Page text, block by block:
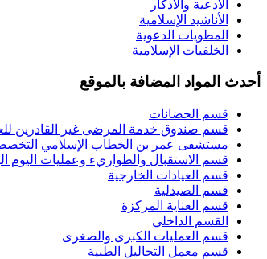
الأدعية والأذكار
الأناشيد الإسلامية
المطويات الدعوية
الخلفيات الإسلامية
أحدث المواد المضافة بالموقع
قسم الحضانات
قسم صندوق خدمة المرضى غير القادرين
مستشفى عمر بن الخطاب الإسلامي
قسم الاستقبال والطواريء وعمليات اليوم
قسم العيادات الخارجية
قسم الصيدلية
قسم العناية المركزة
القسم الداخلي
قسم العمليات الكبرى والصغرى
قسم معمل التحاليل الطبية